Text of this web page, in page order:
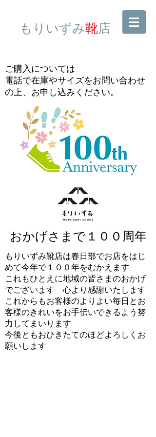
​もりいずみ靴店
ご購入については
電話で在庫やサイズをお問い合わせ
の上、お申し込みください。
おかげさまで１００周年
もりいずみ靴店は春日部でお店をはじ
めて今年で１００年をむかえます
これもひとえに地域の皆さまのおかげ
でございます 心より感謝いたします
これからもお客様のよりよい毎日とお
客様のきれいをお手伝いできるよう努
力してまいります
​今後ともおひきたてのほどよろしくお
願いします